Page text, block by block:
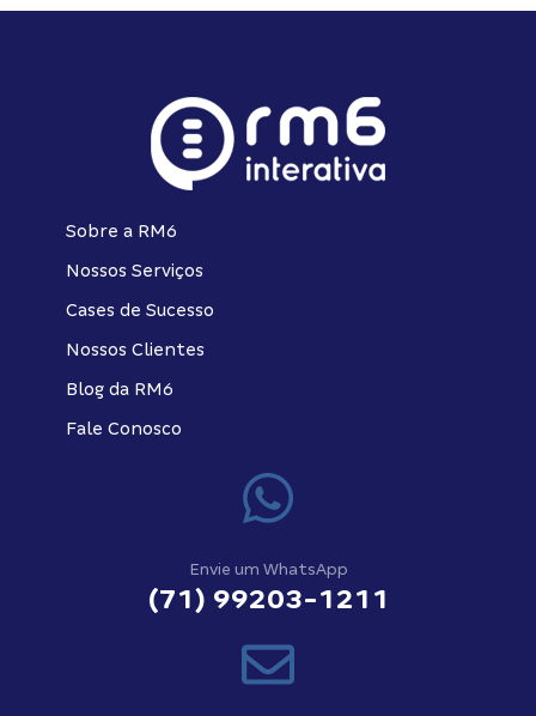
Sobre a RM6
Nossos Serviços
Cases de Sucesso
Nossos Clientes
Blog da RM6
Fale Conosco
Envie um WhatsApp
(71) 99203-1211